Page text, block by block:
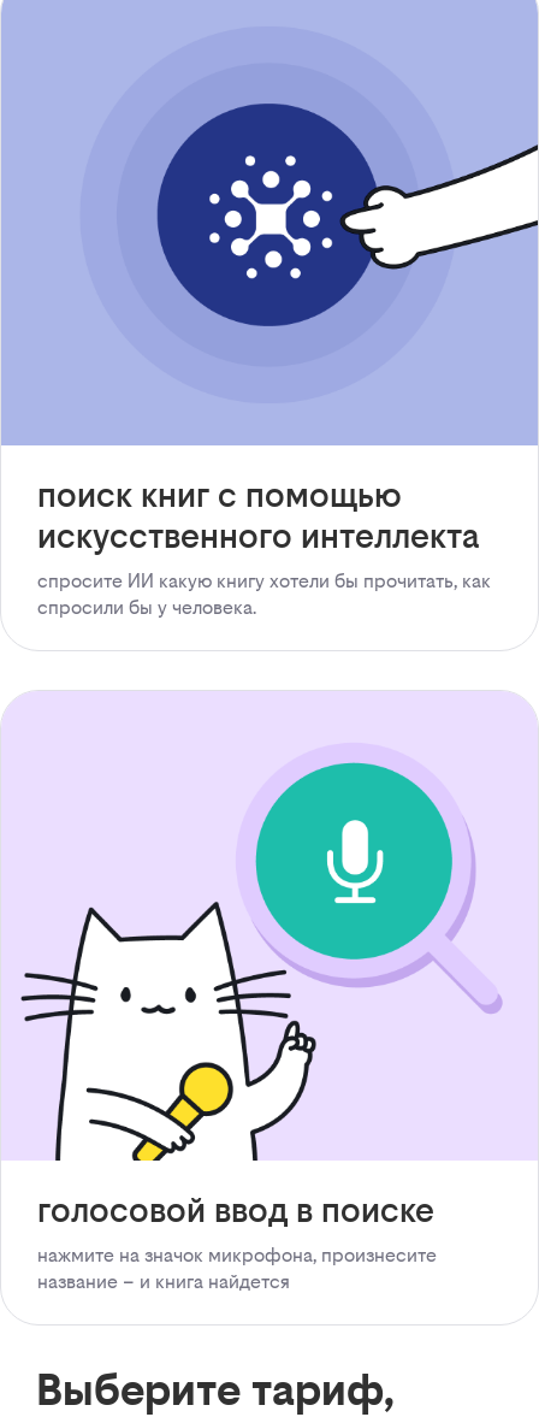
поиск книг с помощью
искусственного интеллекта
спросите ИИ какую книгу хотели бы прочитать, как
спросили бы у человека.
голосовой ввод в поиске
нажмите на значок микрофона, произнесите
название – и книга найдется
Выберите тариф,